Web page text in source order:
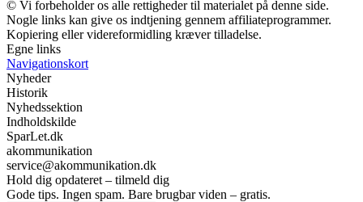
© Vi forbeholder os alle rettigheder til materialet på denne side.
Nogle links kan give os indtjening gennem affiliateprogrammer.
Kopiering eller videreformidling kræver tilladelse.
Egne links
Navigationskort
Nyheder
Historik
Nyhedssektion
Indholdskilde
SparLet.dk
akommunikation
service@akommunikation.dk
Hold dig opdateret – tilmeld dig
Gode tips. Ingen spam. Bare brugbar viden – gratis.